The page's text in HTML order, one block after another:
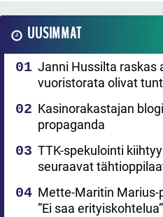
UUSIMMAT
Janni Hussilta raskas
vuoristorata olivat
Kasinorakastajan
propaganda
TTK-spekulointi
seuraavat
Mette-Maritin
”Ei saa erityiskohtelua”